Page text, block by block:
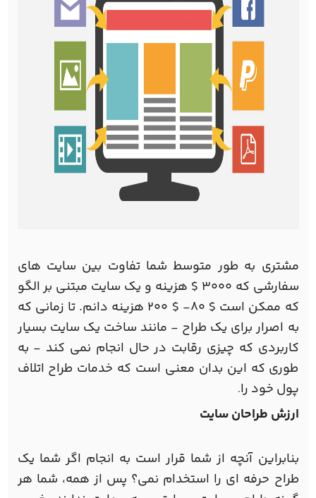
مشتری به طور متوسط شما تفاوت بین سایت های
سفارشی که 3000 $ هزینه و یک سایت مبتنی بر الگو
که ممکن است $ 80- $ 200 هزینه دانم. تا زمانی که
به اصرار برای یک طراح - مانند ساخت یک سایت بسیار
کاربردی که چیزی رقابت در حال انجام نمی کند - به
طوری که این بدان معنی است که خدمات طراح اتلاف
پول خود را.
ارزش طراحان سایت
بنابراین آنچه از شما قرار است به انجام اگر شما یک
طراح حرفه ای را استخدام نمی؟ پس از همه، شما هر